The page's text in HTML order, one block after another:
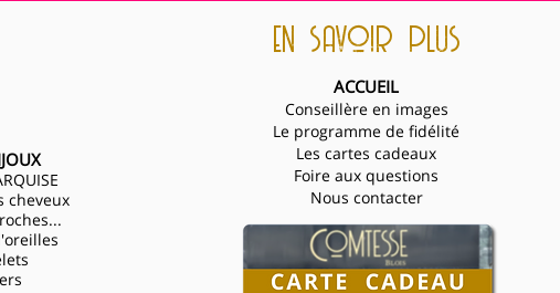
cheveux
en savoir plus
ACCUEIL
Conseillère en images
Le programme de fidélité
Les cartes cadeaux
Foire aux questions
Nous contacter